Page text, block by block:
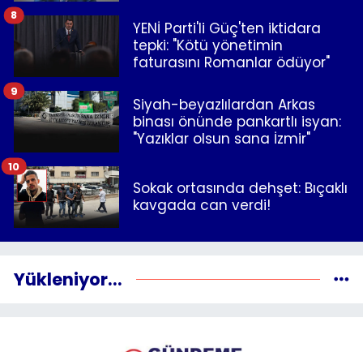
YENİ Parti'li Güç'ten iktidara
tepki: "Kötü yönetimin
faturasını Romanlar ödüyor"
8
Siyah-beyazlılardan Arkas
binası önünde pankartlı isyan:
"Yazıklar olsun sana İzmir"
9
Sokak ortasında dehşet: Bıçaklı
kavgada can verdi!
10
Yükleniyor...